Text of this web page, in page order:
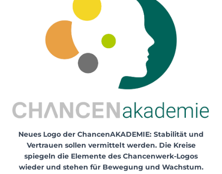
Neues Logo der ChancenAKADEMIE: Stabilität und
Vertrauen sollen vermittelt werden. Die Kreise
spiegeln die Elemente des Chancenwerk-Logos
wieder und stehen für Bewegung und Wachstum.